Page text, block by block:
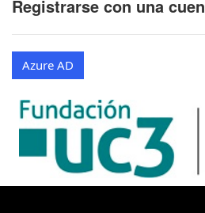
Registrarse con una
Azure AD